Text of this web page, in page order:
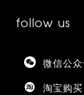
follow us
微信公
淘宝购买